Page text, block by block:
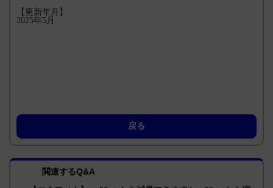
【更新年月】
2025年5月
戻る
関連するQ&A